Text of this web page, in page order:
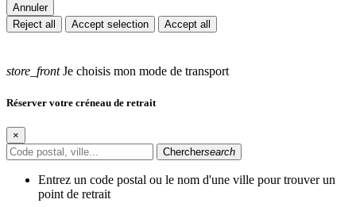
Annuler
Reject all
Accept selection Accept all
store_front Je choisis mon mode de transport
Réserver votre créneau de retrait
×
Cherchersearch
Entrez un code postal ou le nom d'une ville pour trouver un
point de retrait